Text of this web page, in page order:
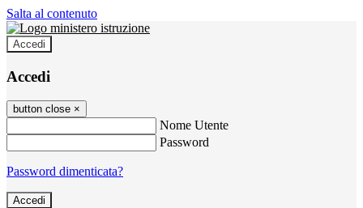
Salta al contenuto
Accedi
Accedi
button close ×
Nome Utente
Password
Password dimenticata?